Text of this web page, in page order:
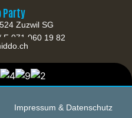
Party
Zuzwil SG
F 071 960 19 82
Impressum & Datenschutz